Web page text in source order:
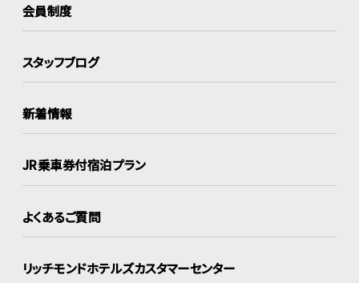
会員制度
スタッフブログ
新着情報
JR乗車券付宿泊プラン
よくあるご質問
リッチモンドホテルズカスタマーセンター